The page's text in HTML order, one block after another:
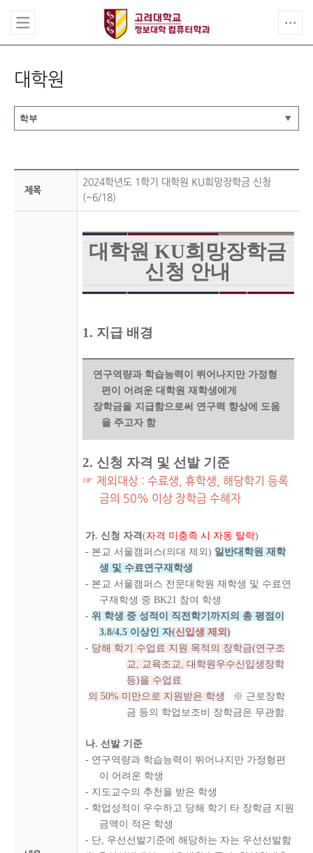
대학원
제목
2024학년도 1학기 대학원 KU희망장학금 신청
(~6/18)
대학원 KU희망장학금
신청 안내
1. 지급 배경
연구역량과 학습능력이 뛰어나지만 가정형
편이 어려운 대학원 재학생에게
장학금을 지급함으로써 연구력 향상에 도움
을 주고자 함
2. 신청 자격 및 선발 기준
☞ 제외대상 : 수료생, 휴학생, 해당학기 등록
금의 50% 이상 장학금 수혜자
가. 신청 자격 (자격 미충족 시 자동 탈락)
- 본교 서울캠퍼스(의대 제외) 일반대학원 재학
생 및 수료연구재학생
- 본교 서울캠퍼스 전문대학원 재학생 및 수료연
구재학생 중 BK21 참여 학생
- 위 학생 중 성적이 직전학기까지의 총 평점이
3.8/4.5 이상인 자(신입생 제외)
- 당해 학기 수업료 지원 목적의 장학금(연구조
교, 교육조교, 대학원우수신입생장학
등)을 수업료
의 50% 미만으로 지원받은 학생
※ 근로장학
금 등의 학업보조비 장학금은 무관함.
나. 선발 기준
- 연구역량과 학습능력이 뛰어나지만 가정형편
이 어려운 학생
- 지도교수의 추천을 받은 학생
- 학업성적이 우수하고 당해 학기 타 장학금 지원
금액이 적은 학생
- 단, 우선선발기준에 해당하는 자는 우선선발함